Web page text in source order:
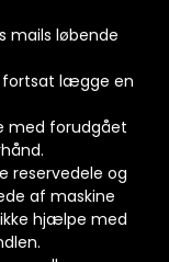
mails løbende
fortsat lægge en
med forudgået
reservedele og
af maskine
hjælpe med